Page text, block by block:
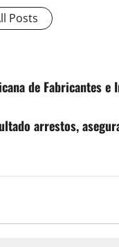
Posts
de Fabricantes
arrestos,